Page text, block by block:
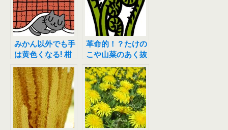
みかん以外でも手
は黄色くなる! 柑
皮症の原因と改善
方法など。
革命的！？たけの
こや山菜のあく抜
きを１５分で終わ
らせる方法！